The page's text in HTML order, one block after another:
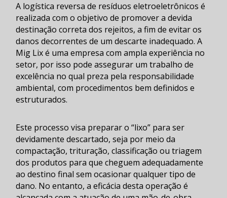
A logística reversa de resíduos eletroeletrônicos é
realizada com o objetivo de promover a devida
destinação correta dos rejeitos, a fim de evitar os
danos decorrentes de um descarte inadequado. A
Mig Lix é uma empresa com ampla experiência no
setor, por isso pode assegurar um trabalho de
excelência no qual preza pela responsabilidade
ambiental, com procedimentos bem definidos e
estruturados.
Este processo visa preparar o “lixo” para ser
devidamente descartado, seja por meio da
compactação, trituração, classificação ou triagem
dos produtos para que cheguem adequadamente
ao destino final sem ocasionar qualquer tipo de
dano. No entanto, a eficácia desta operação é